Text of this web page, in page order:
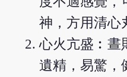
神，方用清心
心火亢盛︰晝
遺精，易驚，